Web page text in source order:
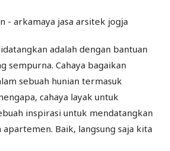
adalah dengan bantuan
sempurna. Cahaya bagaikan
sebuah hunian termasuk
cahaya layak untuk
inspirasi untuk mendatangkan
apartemen. Baik, langsung saja kita